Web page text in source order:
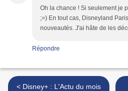
Oh la chance ! Si seulement je
;=) En tout cas, Disneyland
nouveautés. J'ai hâte de les
Répondre
< Disney+ : L'Actu du mois